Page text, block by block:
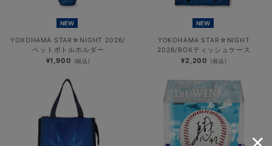
NEW
YOKOHAMA STAR☆NIGHT 2026/
ペットボトルホルダー
¥1,900 (税込)
NEW
YOKOHAMA STAR☆NIGHT
2026/BOXティッシュケース
¥2,200 (税込)